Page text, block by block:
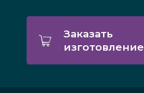
Заказать
изготовление